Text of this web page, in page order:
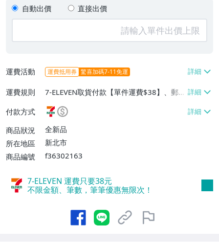
自動出價 直接出價
運費活動 運費抵用券 驚喜加碼7-11免運
運費規則
7-ELEVEN取貨付款【單件運費$38】、郵局
掛號【單件運費$60】、面交/自取/不寄送
【免運費】
付款方式
商品狀況
全新品
所在地區
新北市
商品編號
f36302163
7-ELEVEN 運費只要38元
不限金額、筆數，筆筆優惠無限次！